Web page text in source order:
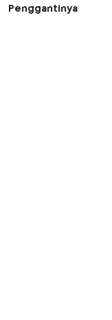
Penggantinya